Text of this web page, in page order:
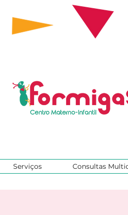
Serviços Consultas